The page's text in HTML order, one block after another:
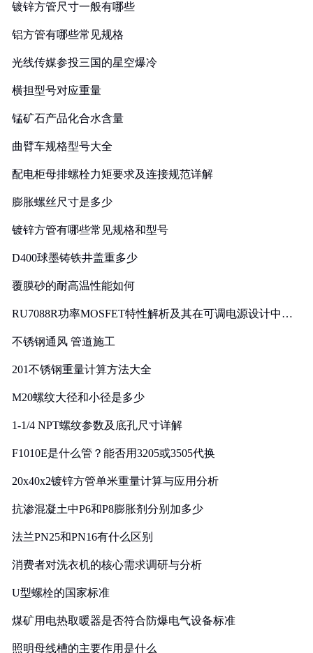
镀锌方管尺寸一般有哪些
铝方管有哪些常见规格
光线传媒参投三国的星空爆冷
横担型号对应重量
锰矿石产品化合水含量
曲臂车规格型号大全
配电柜母排螺栓力矩要求及连接规范详解
膨胀螺丝尺寸是多少
镀锌方管有哪些常见规格和型号
D400球墨铸铁井盖重多少
覆膜砂的耐高温性能如何
RU7088R功率MOSFET特性解析及其在可调电源设计中的
不锈钢通风 管道施工
201不锈钢重量计算方法大全
M20螺纹大径和小径是多少
1-1/4 NPT螺纹参数及底孔尺寸详解
F1010E是什么管？能否用3205或3505代换
20x40x2镀锌方管单米重量计算与应用分析
抗渗混凝土中P6和P8膨胀剂分别加多少
法兰PN25和PN16有什么区别
消费者对洗衣机的核心需求调研与分析
U型螺栓的国家标准
煤矿用电热取暖器是否符合防爆电气设备标准
照明母线槽的主要作用是什么